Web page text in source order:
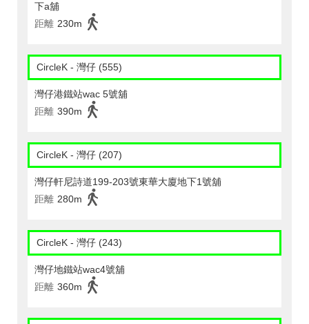
下a舖
距離 230m
CircleK - 灣仔 (555)
灣仔港鐵站wac 5號舖
距離 390m
CircleK - 灣仔 (207)
灣仔軒尼詩道199-203號東華大廈地下1號舖
距離 280m
CircleK - 灣仔 (243)
灣仔地鐵站wac4號舖
距離 360m